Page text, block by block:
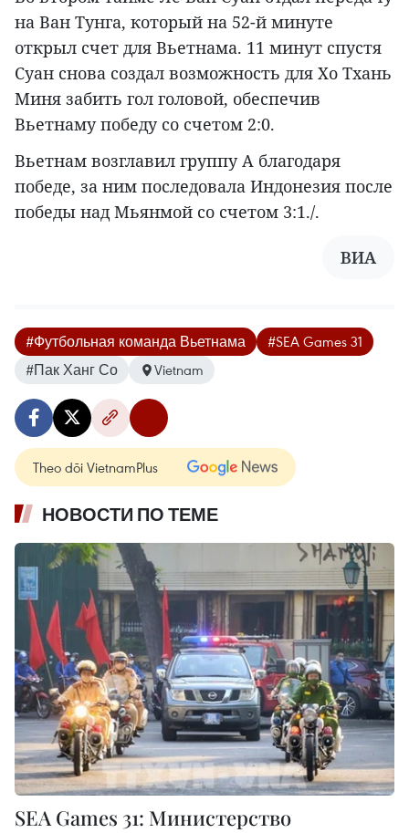
на Ван Тунга, который на 52-й минуте
открыл счет для Вьетнама. 11 минут спустя
Суан снова создал возможность для Хо Тхань
Миня забить гол головой, обеспечив
Вьетнаму победу со счетом 2:0.
Вьетнам возглавил группу А благодаря
победе, за ним последовала Индонезия после
победы над Мьянмой со счетом 3:1./.
ВИА
#Футбольная команда Вьетнама
#SEA Games 31
#Пак Ханг Со
Vietnam
Theo dõi VietnamPlus
НОВОСТИ ПО ТЕМЕ
SEA Games 31: Министерство